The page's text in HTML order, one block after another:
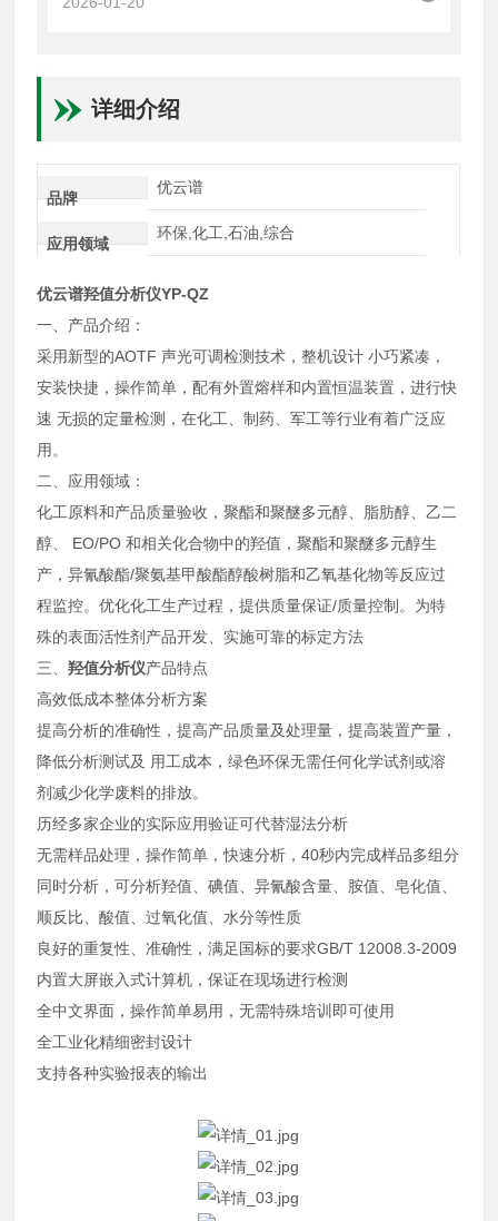
详细介绍
品牌
优云谱
应用领域
环保,化工,石油,综合
优云谱羟值分析仪YP-QZ
一、产品介绍：
采用新型的AOTF 声光可调检测技术，整机设计 小巧紧凑，
安装快捷，操作简单，配有外置熔样和内置恒温装置，进行快
速 无损的定量检测，在化工、制药、军工等行业有着广泛应
用。
二、应用领域：
化工原料和产品质量验收，聚酯和聚醚多元醇、脂肪醇、乙二
醇、 EO/PO 和相关化合物中的羟值，聚酯和聚醚多元醇生
产，异氰酸酯/聚氨基甲酸酯醇酸树脂和乙氧基化物等反应过
程监控。优化化工生产过程，提供质量保证/质量控制。为特
殊的表面活性剂产品开发、实施可靠的标定方法
三、羟值分析仪产品特点
高效低成本整体分析方案
提高分析的准确性，提高产品质量及处理量，提高装置产量，
降低分析测试及 用工成本，绿色环保无需任何化学试剂或溶
剂减少化学废料的排放。
历经多家企业的实际应用验证可代替湿法分析
无需样品处理，操作简单，快速分析，40秒内完成样品多组分
同时分析，可分析羟值、碘值、异氰酸含量、胺值、皂化值、
顺反比、酸值、过氧化值、水分等性质
良好的重复性、准确性，满足国标的要求GB/T 12008.3-2009
内置大屏嵌入式计算机，保证在现场进行检测
全中文界面，操作简单易用，无需特殊培训即可使用
全工业化精细密封设计
支持各种实验报表的输出